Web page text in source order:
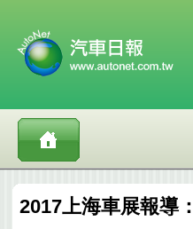
2017上海車展報導